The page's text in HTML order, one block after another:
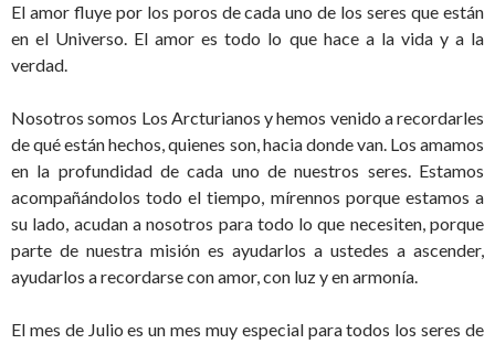
El amor fluye por los poros de cada uno de los seres que están
en el Universo. El amor es todo lo que hace a la vida y a la
verdad.
Nosotros somos Los Arcturianos y hemos venido a recordarles
de qué están hechos, quienes son, hacia donde van. Los amamos
en la profundidad de cada uno de nuestros seres. Estamos
acompañándolos todo el tiempo, mírennos porque estamos a
su lado, acudan a nosotros para todo lo que necesiten, porque
parte de nuestra misión es ayudarlos a ustedes a ascender,
ayudarlos a recordarse con amor, con luz y en armonía.
El mes de Julio es un mes muy especial para todos los seres de